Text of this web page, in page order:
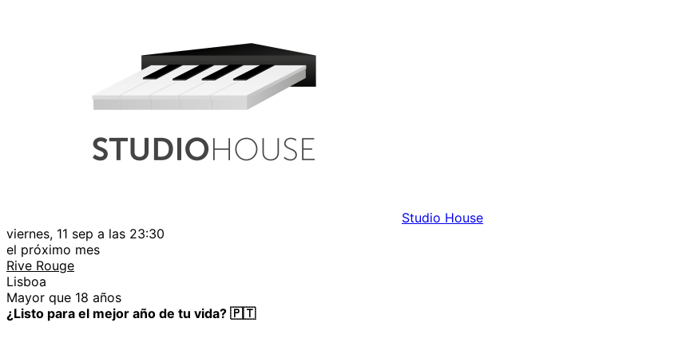
Studio House
viernes, 11 sep a las 23:30
el próximo mes
Rive Rouge
Lisboa
Mayor que 18 años
¿Listo para el mejor año de tu vida? 🇵🇹